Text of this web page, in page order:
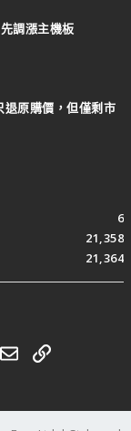
調漲主機板
原購價，但僅剩市
6
21,358
21,364
電子郵件
連結